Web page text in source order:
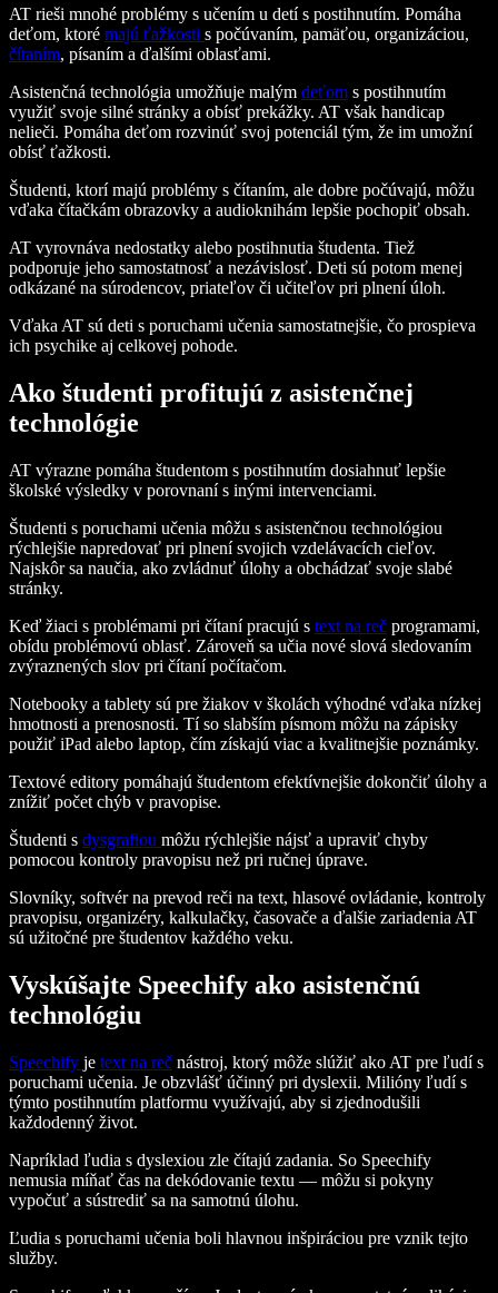
AT rieši mnohé problémy s učením u detí s postihnutím. Pomáha
deťom, ktoré majú ťažkosti s počúvaním, pamäťou, organizáciou,
čítaním, písaním a ďalšími oblasťami.
Asistenčná technológia umožňuje malým deťom s postihnutím
využiť svoje silné stránky a obísť prekážky. AT však handicap
nelieči. Pomáha deťom rozvinúť svoj potenciál tým, že im umožní
obísť ťažkosti.
Študenti, ktorí majú problémy s čítaním, ale dobre počúvajú, môžu
vďaka čítačkám obrazovky a audioknihám lepšie pochopiť obsah.
AT vyrovnáva nedostatky alebo postihnutia študenta. Tiež
podporuje jeho samostatnosť a nezávislosť. Deti sú potom menej
odkázané na súrodencov, priateľov či učiteľov pri plnení úloh.
Vďaka AT sú deti s poruchami učenia samostatnejšie, čo prospieva
ich psychike aj celkovej pohode.
Ako študenti profitujú z asistenčnej
technológie
AT výrazne pomáha študentom s postihnutím dosiahnuť lepšie
školské výsledky v porovnaní s inými intervenciami.
Študenti s poruchami učenia môžu s asistenčnou technológiou
rýchlejšie napredovať pri plnení svojich vzdelávacích cieľov.
Najskôr sa naučia, ako zvládnuť úlohy a obchádzať svoje slabé
stránky.
Keď žiaci s problémami pri čítaní pracujú s text na reč programami,
obídu problémovú oblasť. Zároveň sa učia nové slová sledovaním
zvýraznených slov pri čítaní počítačom.
Notebooky a tablety sú pre žiakov v školách výhodné vďaka nízkej
hmotnosti a prenosnosti. Tí so slabším písmom môžu na zápisky
použiť iPad alebo laptop, čím získajú viac a kvalitnejšie poznámky.
Textové editory pomáhajú študentom efektívnejšie dokončiť úlohy a
znížiť počet chýb v pravopise.
Študenti s dysgrafiou môžu rýchlejšie nájsť a upraviť chyby
pomocou kontroly pravopisu než pri ručnej úprave.
Slovníky, softvér na prevod reči na text, hlasové ovládanie, kontroly
pravopisu, organizéry, kalkulačky, časovače a ďalšie zariadenia AT
sú užitočné pre študentov každého veku.
Vyskúšajte Speechify ako asistenčnú
technológiu
Speechify je text na reč nástroj, ktorý môže slúžiť ako AT pre ľudí s
poruchami učenia. Je obzvlášť účinný pri dyslexii. Milióny ľudí s
týmto postihnutím platformu využívajú, aby si zjednodušili
každodenný život.
Napríklad ľudia s dyslexiou zle čítajú zadania. So Speechify
nemusia míňať čas na dekódovanie textu — môžu si pokyny
vypočuť a sústrediť sa na samotnú úlohu.
Ľudia s poruchami učenia boli hlavnou inšpiráciou pre vznik tejto
služby.